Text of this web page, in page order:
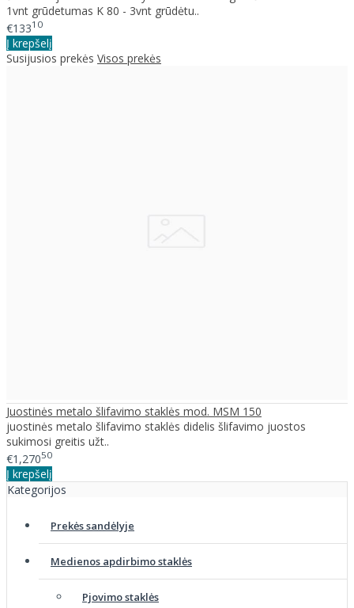
1vnt grūdetumas K 80 - 3vnt grūdėtu..
€13310
Į krepšelį
Susijusios prekės Visos prekės
Juostinės metalo šlifavimo staklės mod. MSM 150
juostinės metalo šlifavimo staklės didelis šlifavimo juostos
sukimosi greitis užt..
€1,27050
Į krepšelį
Kategorijos
Prekės sandėlyje
Medienos apdirbimo staklės
Pjovimo staklės